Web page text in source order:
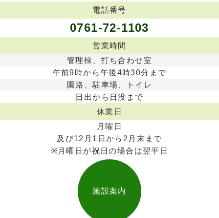
電話番号
0761-72-1103
営業時間
管理棟、打ち合わせ室
午前9時から午後4時30分まで
園路、駐車場、トイレ
日出から日没まで
休業日
月曜日
及び12月1日から2月末まで
※月曜日が祝日の場合は翌平日
施設案内